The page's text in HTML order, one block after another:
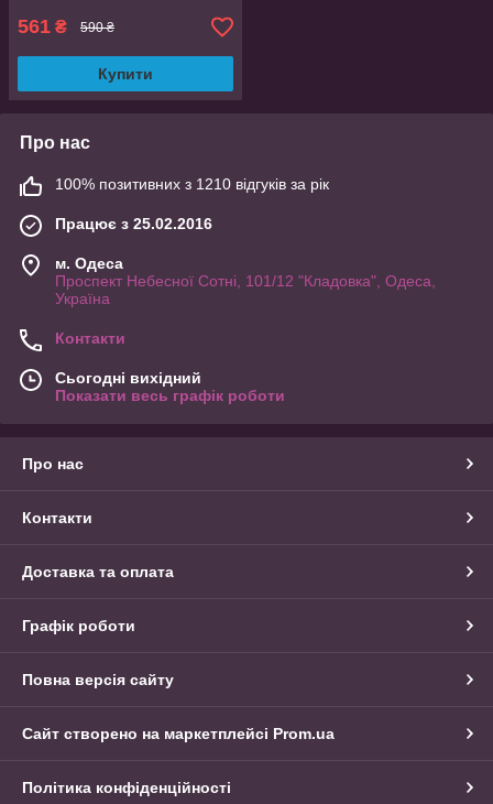
561 ₴ 590 ₴
Купити
Про нас
100% позитивних з 1210 відгуків за рік
Працює з 25.02.2016
м. Одеса
Проспект Небесної Сотні, 101/12 "Кладовка", Одеса,
Україна
Контакти
Сьогодні вихідний
Показати весь графік роботи
Про нас
Контакти
Доставка та оплата
Графік роботи
Повна версія сайту
Сайт створено на маркетплейсі Prom.ua
Політика конфіденційності